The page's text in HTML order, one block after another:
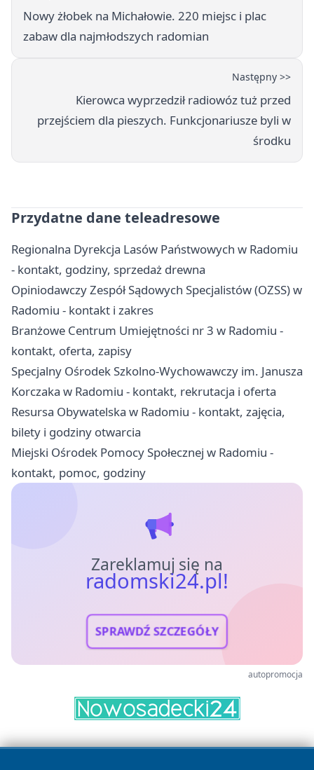
Nowy żłobek na Michałowie. 220 miejsc i plac
zabaw dla najmłodszych radomian
Następny >>
Kierowca wyprzedził radiowóz tuż przed
przejściem dla pieszych. Funkcjonariusze byli w
środku
Przydatne dane teleadresowe
Regionalna Dyrekcja Lasów Państwowych w Radomiu
- kontakt, godziny, sprzedaż drewna
Opiniodawczy Zespół Sądowych Specjalistów (OZSS) w
Radomiu - kontakt i zakres
Branżowe Centrum Umiejętności nr 3 w Radomiu -
kontakt, oferta, zapisy
Specjalny Ośrodek Szkolno-Wychowawczy im. Janusza
Korczaka w Radomiu - kontakt, rekrutacja i oferta
Resursa Obywatelska w Radomiu - kontakt, zajęcia,
bilety i godziny otwarcia
Miejski Ośrodek Pomocy Społecznej w Radomiu -
kontakt, pomoc, godziny
Zareklamuj się na
radomski24.pl!
SPRAWDŹ SZCZEGÓŁY
autopromocja